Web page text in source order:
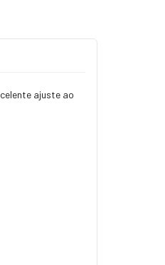
ajuste ao